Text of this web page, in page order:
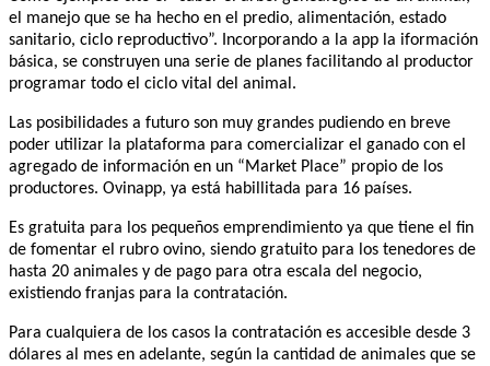
el manejo que se ha hecho en el predio, alimentación, estado
sanitario, ciclo reproductivo”. Incorporando a la app la iformación
básica, se construyen una serie de planes facilitando al productor
programar todo el ciclo vital del animal.
Las posibilidades a futuro son muy grandes pudiendo en breve
poder utilizar la plataforma para comercializar el ganado con el
agregado de información en un “Market Place” propio de los
productores. Ovinapp, ya está habillitada para 16 países.
Es gratuita para los pequeños emprendimiento ya que tiene el fin
de fomentar el rubro ovino, siendo gratuito para los tenedores de
hasta 20 animales y de pago para otra escala del negocio,
existiendo franjas para la contratación.
Para cualquiera de los casos la contratación es accesible desde 3
dólares al mes en adelante, según la cantidad de animales que se